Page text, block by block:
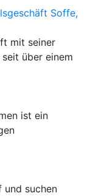
Soffe,
mit seiner
über einem
ist ein
und suchen